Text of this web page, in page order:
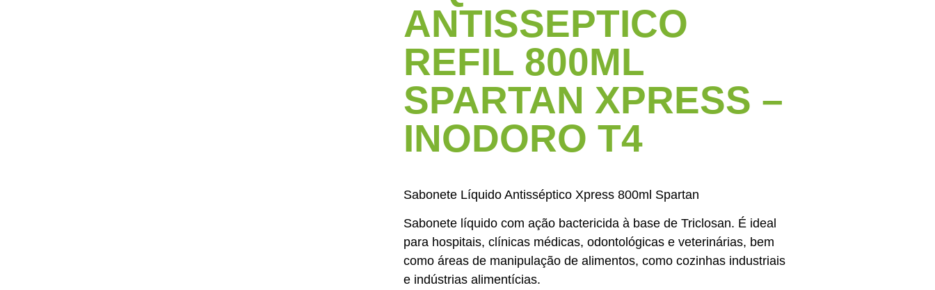
ANTISSEPTICO
REFIL 800ML
SPARTAN XPRESS –
INODORO T4
Sabonete Líquido Antisséptico Xpress 800ml Spartan
Sabonete líquido com ação bactericida à base de Triclosan. É ideal
para hospitais, clínicas médicas, odontológicas e veterinárias, bem
como áreas de manipulação de alimentos, como cozinhas industriais
e indústrias alimentícias.